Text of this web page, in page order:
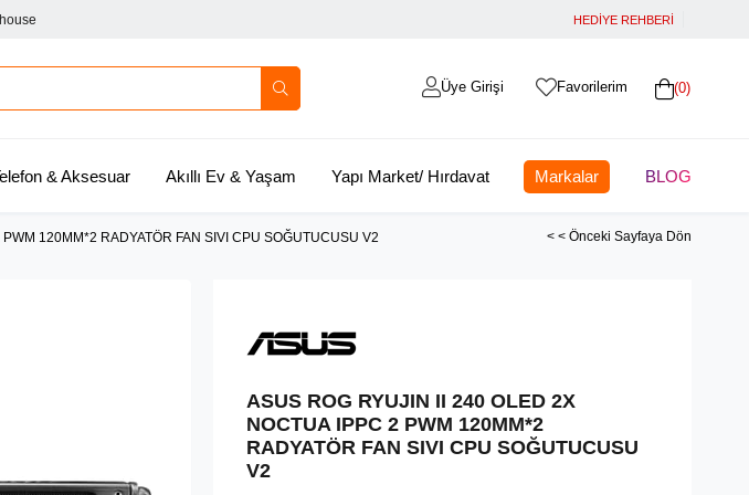
HEDİYE REHBERİ
0
Favorilerim
Üye Girişi
& Aksesuar Akıllı Ev & Yaşam Yapı Market/ Hırdavat Markalar BLOG
120MM*2 RADYATÖR FAN SIVI CPU SOĞUTUCUSU V2 < < Önceki Sayfaya Dön
ASUS ROG RYUJIN II 240 OLED 2X
NOCTUA IPPC 2 PWM 120MM*2
RADYATÖR FAN SIVI CPU SOĞUTUCUSU
V2